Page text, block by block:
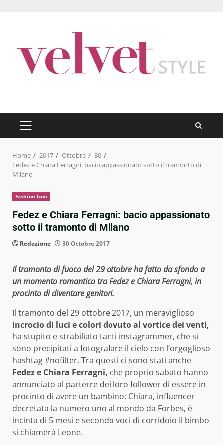
PRIMARY
MENU
Home 2017 Ottobre
30
Fedez e Chiara Ferragni: bacio appassionato sotto il tramonto di
Milano
Fashion Icon
Fedez e Chiara Ferragni: bacio appassionato
sotto il tramonto di Milano
Redazione 30 Ottobre 2017
Il tramonto di fuoco del 29 ottobre ha fatto da sfondo a
un momento romantico tra Fedez e Chiara Ferragni, in
procinto di diventare genitori.
Il tramonto del 29 ottobre 2017, un meraviglioso
incrocio di luci e colori dovuto al vortice dei venti,
ha stupito e strabiliato tanti instagrammer, che si
sono precipitati a fotografare il cielo con l’orgoglioso
hashtag #nofilter. Tra questi ci sono stati anche
Fedez e Chiara Ferragni, che proprio sabato hanno
annunciato al parterre dei loro follower di essere in
procinto di avere un bambino: Chiara, influencer
decretata la numero uno al mondo da Forbes, è
incinta di 5 mesi e secondo voci di corridoio il bimbo
si chiamerà Leone.